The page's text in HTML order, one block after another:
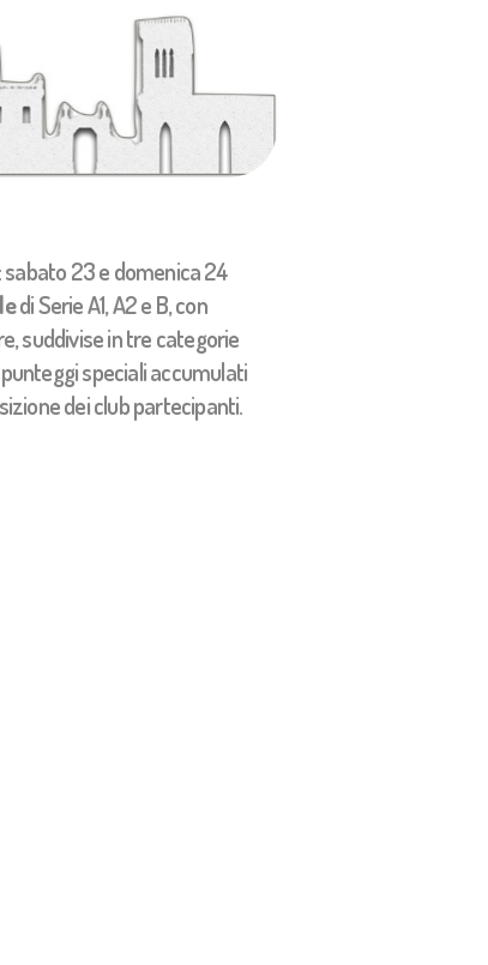
sabato 23 e domenica 24
di Serie A1, A2 e B, con
suddivise in tre categorie
speciali accumulati
dei club partecipanti.